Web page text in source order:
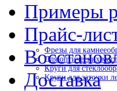
Примеры
Прайс-
Фрезы для
Для оптических
Круги для
Круги для заточки
Доставка